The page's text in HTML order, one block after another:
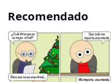
Recomendado